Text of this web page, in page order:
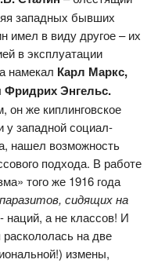
западных бывших
имел в виду другое – их
в эксплуатации
намекал Карл Маркс,
Фридрих Энгельс.
он же киплинговское
у западной социал-
нашел возможность
подхода. В работе
того же 1916 года
сидящих на
- наций, а не классов! И
на две
измены,